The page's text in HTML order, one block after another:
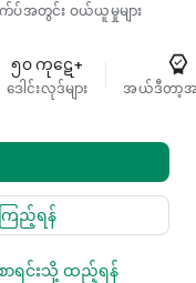
ပ်အတွင်း ဝယ်ယူမှုများ
၅၀ ကုဋေ+
ဒေါင်းလုဒ်များ အယ်ဒီတာ့
ြည့်ရန်
ာရင်းသို့ ထည့်ရန်